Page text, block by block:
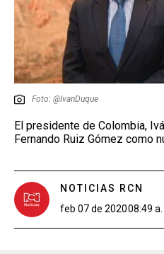
Foto: @IvanDuque
El presidente de Colombia,
Fernando Ruiz Gómez como
NOTICIAS RCN
feb 07 de 202008:49 a.